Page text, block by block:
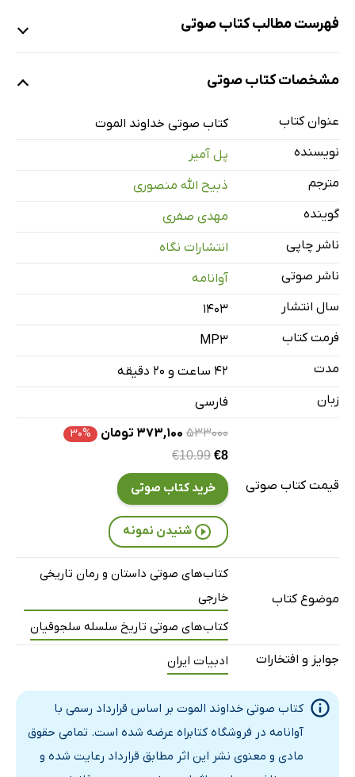
فهرست مطالب کتاب صوتی
نمونه‌ی یک
فصل اول
فصل دوم
فصل سوم
58 دقیقه
فصل هشتم - بخش دوم
فصل نهم - بخش اول
فصل نهم - بخش دوم
فصل یازدهم
29 دقیقه
فصل سیزدهم - بخش اول
48 دقیقه فصل سیزدهم - بخش دوم
فصل چهاردهم - بخش اول
46 دقیقه فصل چهاردهم - بخش دوم
مشخصات کتاب صوتی
عنوان کتاب
کتاب صوتی خداوند الموت
نویسنده
پل آمیر
مترجم
ذبیح الله منصوری
گوینده
مهدی صفری
ناشر چاپی
انتشارات نگاه
ناشر صوتی
آوانامه
سال انتشار
۱۴۰۳
فرمت کتاب
MP3
مدت
۴۲ ساعت و ۲۰ دقیقه
زبان
فارسی
قیمت کتاب صوتی
۵۳۳۰۰۰ ۳۷۳,۱۰۰ تومان ۳۰%
€10.99 €8
خرید کتاب صوتی
شنیدن نمونه
موضوع کتاب
کتاب‌های صوتی داستان و رمان تاریخی
خارجی
کتاب‌های صوتی تاریخ سلسله سلجوقیان
جوایز و افتخارات ادبیات ایران
کتاب صوتی خداوند الموت بر اساس قرارداد رسمی با
آوانامه در فروشگاه کتابراه عرضه شده است. تمامی حقوق
مادی و معنوی نشر این اثر مطابق قرارداد رعایت شده و